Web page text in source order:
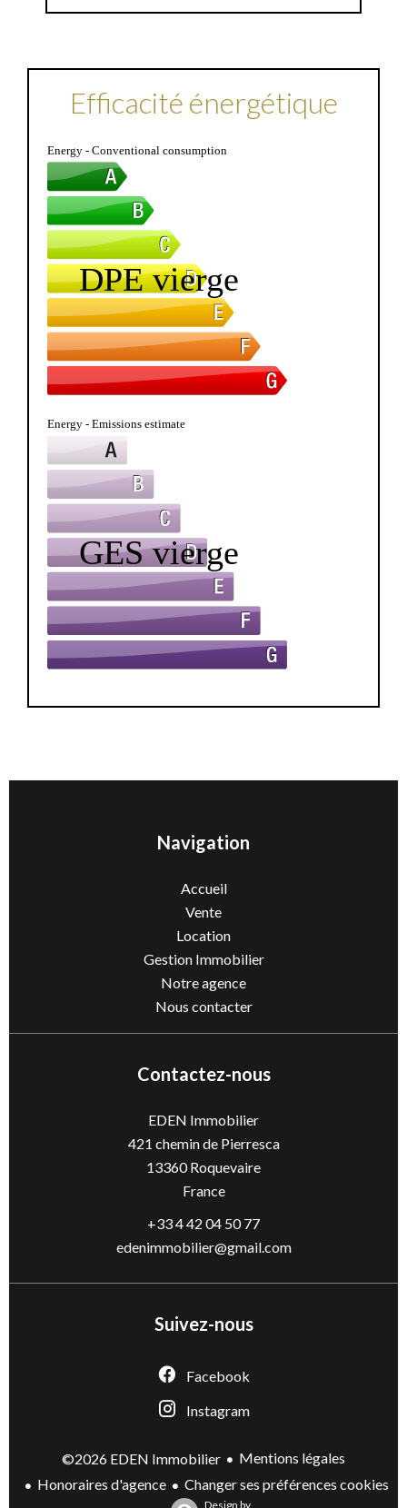
Efficacité énergétique
Navigation
Accueil
Vente
Location
Gestion Immobilier
Notre agence
Nous contacter
Contactez-nous
EDEN Immobilier
421 chemin de Pierresca
13360Roquevaire
France
+33 4 42 04 50 77
edenimmobilier@gmail.com
Suivez-nous
Facebook
Instagram
©2026 EDEN Immobilier
Mentions légales
Honoraires d'agence
Changer ses préférences cookies
Design by